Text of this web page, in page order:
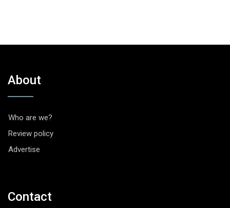
About
Who are we?
Review policy
Advertise
Contact